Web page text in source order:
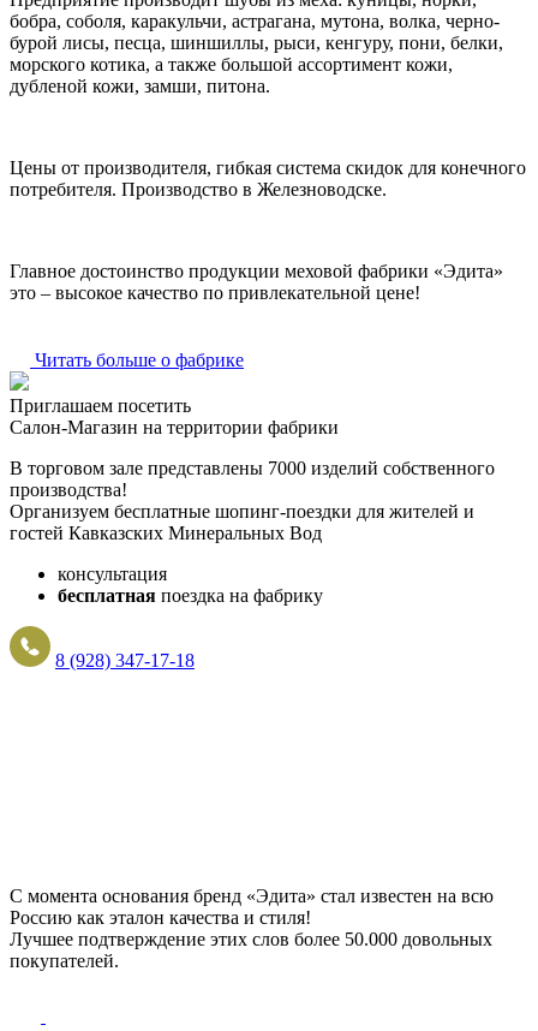
бобра, соболя, каракульчи, астрагана, мутона, волка, черно-
бурой лисы, песца, шиншиллы, рыси, кенгуру, пони, белки,
морского котика, а также большой ассортимент кожи,
дубленой кожи, замши, питона.
Цены от производителя, гибкая система скидок для конечного
потребителя. Производство в Железноводске.
Главное достоинство продукции меховой фабрики «Эдита»
это – высокое качество по привлекательной цене!
Читать больше о фабрике
Приглашаем посетить
Салон-Магазин на территории фабрики
В торговом зале представлены 7000 изделий собственного
производства!
Организуем бесплатные шопинг-поездки для жителей и
гостей Кавказских Минеральных Вод
консультация
бесплатная поездка на фабрику
8 (928) 347-17-18
С момента основания бренд «Эдита» стал известен на всю
Россию как эталон качества и стиля!
Лучшее подтверждение этих слов более 50.000 довольных
покупателей.